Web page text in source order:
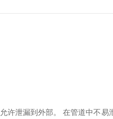
许泄漏到外部。 在管道中不易